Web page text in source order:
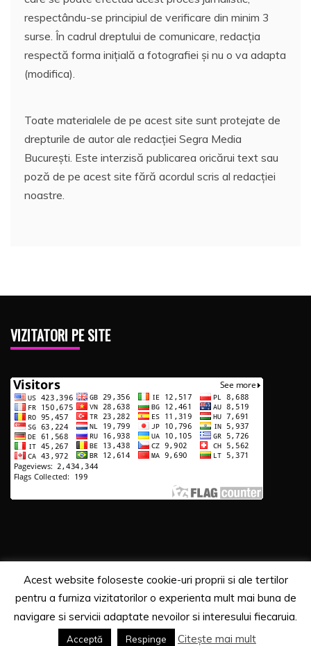
respectându-se principiul de verificare din minim 3
surse. În cadrul dreptului de comunicare, redacția
respectă forma inițială a fotografiei și nu o va adapta
(modifica).
Toate materialele de pe acest site sunt protejate de
drepturile de autor ale redacției Segra Media
București. Este interzisă publicarea oricărui text sau
poză de pe acest site fără acordul scris al redacției
noastre.
VIZITATORI PE SITE
Copyrights. © 2020 Segra Media
byCandid Themes
Acest website foloseste cookie-uri proprii si ale tertilor
pentru a furniza vizitatorilor o experienta mult mai buna de
navigare si servicii adaptate nevoilor si interesului fiecaruia.
Acceptă Respinge Citește mai mult